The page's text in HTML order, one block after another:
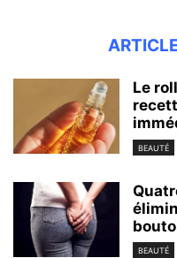
Le
BEAUTÉ
BEAUTÉ